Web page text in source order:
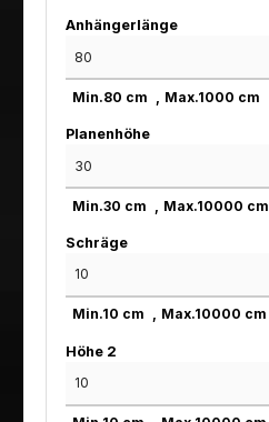
Anhängerlänge
Min.80 cm Max.1000 cm
Planenhöhe
Min.30 cm Max.10000 cm
Schräge
Min.10 cm Max.10000 cm
Höhe 2